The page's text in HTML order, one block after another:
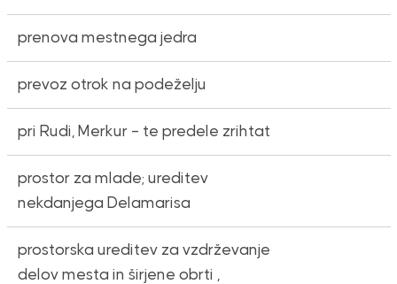
prenova mestnega jedra
prevoz otrok na podeželju
pri Rudi, Merkur – te predele zrihtat
prostor za mlade; ureditev
nekdanjega Delamarisa
prostorska ureditev za vzdrževanje
delov mesta in širjene obrti ,